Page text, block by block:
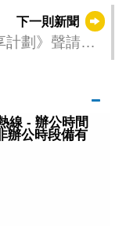
下一則新聞
計劃》聲請程
線 - 辦公時間
辦公時段備有